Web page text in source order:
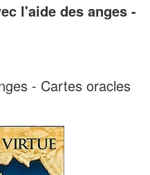
l'aide des anges -
- Cartes oracles